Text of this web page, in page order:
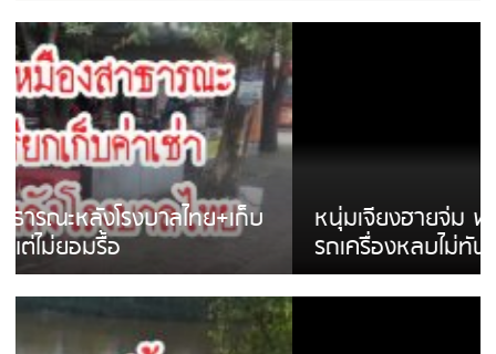
หนุ่มเจียงฮายจ่ม พบถังน้ำดื่มตกกลางถนน
รถเครื่องหลบไม่ทันล้มบาดเจ็บ